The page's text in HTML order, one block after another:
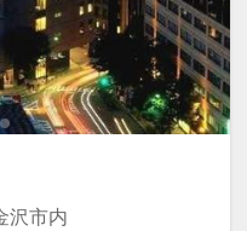
先着順）
兼六園（徒歩
徒歩10分）、金
分）、金沢城公
「近江町市場」
し茶屋街」など
てが徒歩圏内と
沢市内